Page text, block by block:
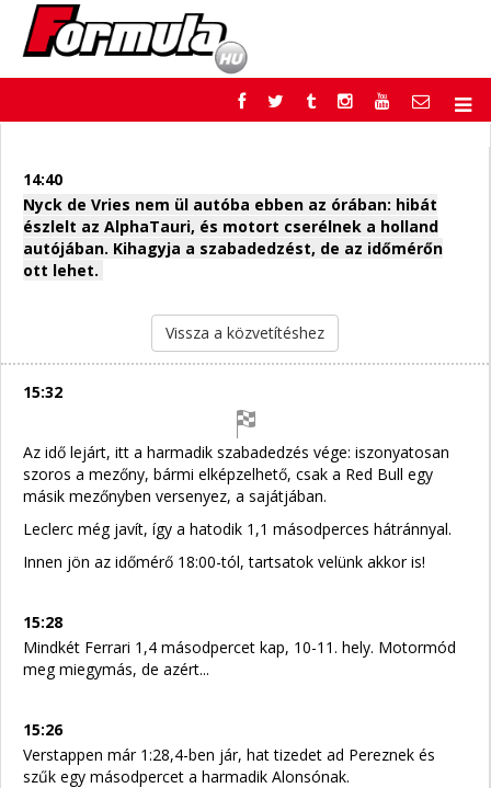
FORMULA
NEMZETKÖZI
HAZAI
RETRO
EGYÉB
PODCAST
SHOP
LIVE
14:40
Nyck de Vries nem ül autóba ebben az órában: hibát
észlelt az AlphaTauri, és motort cserélnek a holland
autójában. Kihagyja a szabadedzést, de az időmérőn
ott lehet.
Vissza a közvetítéshez
15:32
Az idő lejárt, itt a harmadik szabadedzés vége: iszonyatosan
szoros a mezőny, bármi elképzelhető, csak a Red Bull egy
másik mezőnyben versenyez, a sajátjában.
Leclerc még javít, így a hatodik 1,1 másodperces hátránnyal.
Innen jön az időmérő 18:00-tól, tartsatok velünk akkor is!
15:28
Mindkét Ferrari 1,4 másodpercet kap, 10-11. hely. Motormód
meg miegymás, de azért...
15:26
Verstappen már 1:28,4-ben jár, hat tizedet ad Pereznek és
szűk egy másodpercet a harmadik Alonsónak.